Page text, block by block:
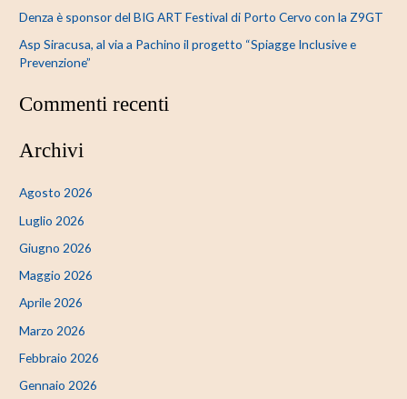
Denza è sponsor del BIG ART Festival di Porto Cervo con la Z9GT
Asp Siracusa, al via a Pachino il progetto “Spiagge Inclusive e
Prevenzione”
Commenti recenti
Archivi
Agosto 2026
Luglio 2026
Giugno 2026
Maggio 2026
Aprile 2026
Marzo 2026
Febbraio 2026
Gennaio 2026